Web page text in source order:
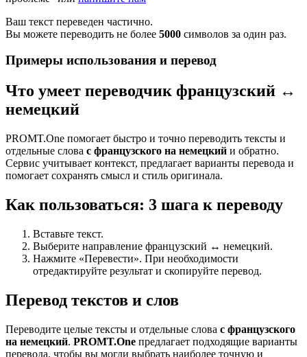
Ваш текст переведен частично.
Вы можете переводить не более 5000 символов за один раз.
Примеры использования и перевод
Что умеет переводчик французский ↔
немецкий
PROMT.One помогает быстро и точно переводить тексты и
отдельные слова с французского на немецкий и обратно.
Сервис учитывает контекст, предлагает варианты перевода и
помогает сохранять смысл и стиль оригинала.
Как пользоваться: 3 шага к переводу
Вставьте текст.
Выберите направление французский ↔ немецкий.
Нажмите «Перевести». При необходимости
отредактируйте результат и скопируйте перевод.
Перевод текстов и слов
Переводите целые тексты и отдельные слова с французского
на немецкий. PROMT.One предлагает подходящие варианты
перевода, чтобы вы могли выбрать наиболее точную и